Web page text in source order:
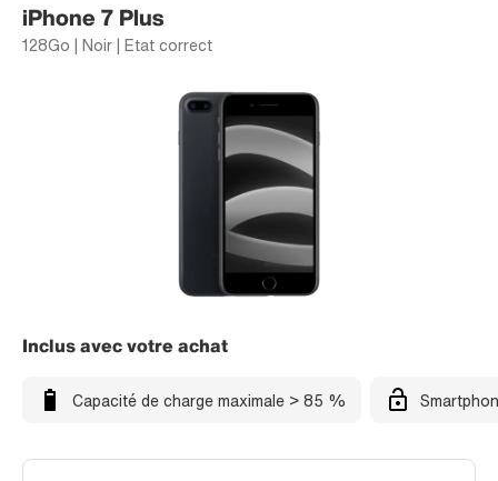
iPhone 7 Plus
128Go | Noir | Etat correct
Inclus avec votre achat
Capacité de charge maximale > 85 %